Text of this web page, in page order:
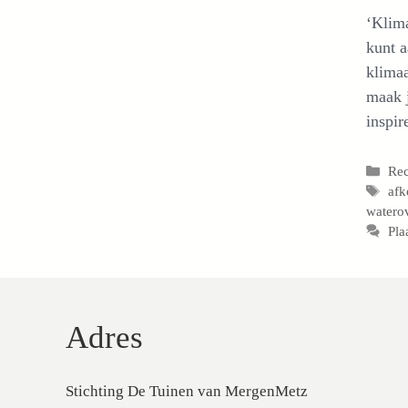
kunt
maak
Adres
Stichting De Tuinen van MergenMetz